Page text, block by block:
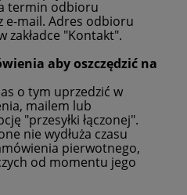
termin odbioru
e-mail. Adres odbioru
zakładce "Kontakt".
aby oszczędzić na
o tym uprzedzić w
mailem lub
"przesyłki łączonej".
nie wydłuża czasu
pierwotnego,
od momentu jego